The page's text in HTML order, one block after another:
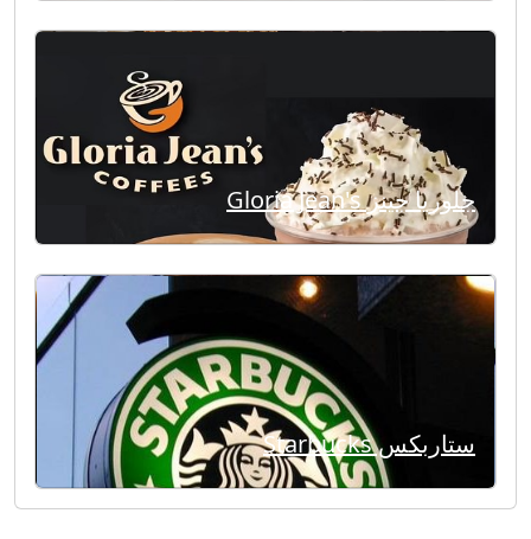
جلوريا جينز Gloria Jean's
ستاربكس Starbucks